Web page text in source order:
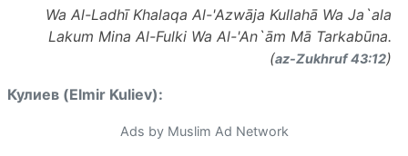
Wa Al-Ladhī Khalaqa Al-'Azwāja Kullahā Wa Ja`ala
Lakum Mina Al-Fulki Wa Al-'An`ām Mā Tarkabūna.
(az-Zukhruf 43:12)
Кулиев (Elmir Kuliev):
Ads by Muslim Ad Network